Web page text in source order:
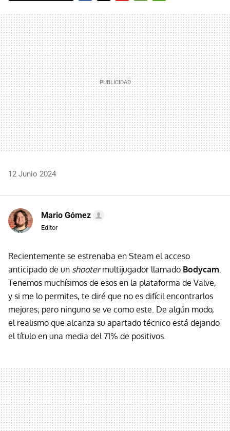
MAIL
12 Junio 2024
Mario Gómez
Editor
Recientemente se estrenaba en Steam el acceso
anticipado de un shootermultijugador llamado Bodycam.
Tenemos muchísimos de esos en la plataforma de Valve,
y si me lo permites, te diré que no es difícil encontrarlos
mejores; pero ninguno se ve como este. De algún modo,
el realismo que alcanza su apartado técnico está dejando
el título en una media del 71% de positivos.